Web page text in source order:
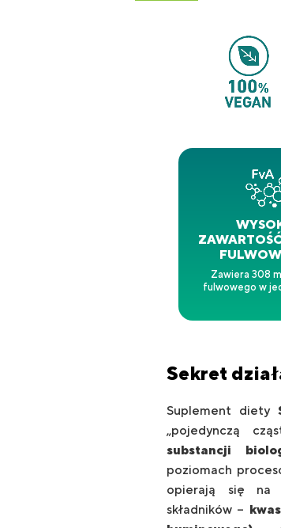
Zawiera 308
fulwowego w
Sekret
Suplement diety
„pojedynczą
substancji
poziomach
opierają się na
składników –